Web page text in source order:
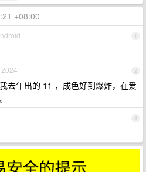
+08:00
1
2
去年出的 11 ，成色好到爆炸，在爱
3